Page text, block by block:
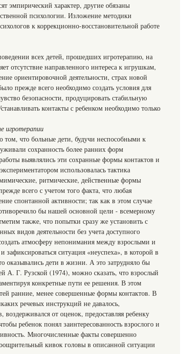
эмпирический характер, другие обязаны
психологии. Изложение методики
к коррекционно-восстановительной работе
всех детей, прошедших игротерапию, на
отсутствие направленного интереса к игрушкам,
ориентировочной деятельности, страх новой
прежде всего необходимо создать условия для
безопасности, продуцировать стабильную
контакты с ребенком необходимо только
игротерапии
том, что больные дети, будучи неспособными к
сохранность более ранних форм
выявлялись эти сохранные формы контактов и
использовалась тактика
ритмические, действенные формы
всего с учетом того факта, что любая
спонтанной активности; так как в этом случае
бы нашей основной цели - всемерному
также, что попытки сразу же установить с
видов деятельности без учета доступного
атмосферу непонимания между взрослыми и
ситуация «неуспеха», в которой в
дети в жизни. А это затрудняло бы
А. Г. Рузской (1974), можно сказать, что взрослый
конкретные пути ее решения. В этом
ранние, менее совершенные формы контактов. В
речевых инструкций не давалось,
воздерживался от оценок, предоставляя ребенку
ребенок понял заинтересованность взрослого и
Многочисленные факты совершенно
кивок головы в описанной ситуации